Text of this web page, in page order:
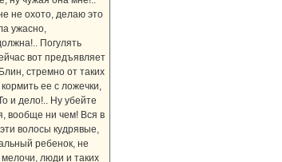
не охото, делаю это
ужасно,
Погулять
вот предъявляет
стремно от таких
ее с ложечки,
и дело!.. Ну убейте
вообще ни чем! Вся в
волосы кудрявые,
ребенок, не
люди и таких